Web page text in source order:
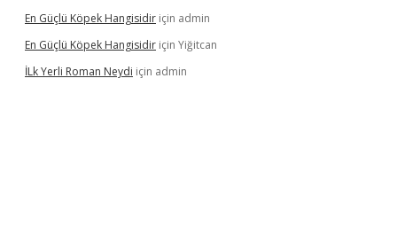
En Güçlü Köpek Hangisidir için admin
En Güçlü Köpek Hangisidir için Yiğitcan
İLk Yerli Roman Neydi için admin